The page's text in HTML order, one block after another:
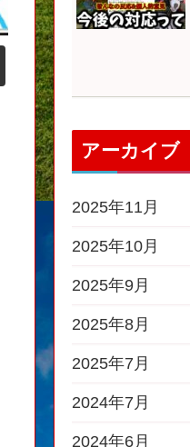
アーカイブ
2025年11月
2025年10月
2025年9月
2025年8月
2025年7月
2024年7月
2024年6月